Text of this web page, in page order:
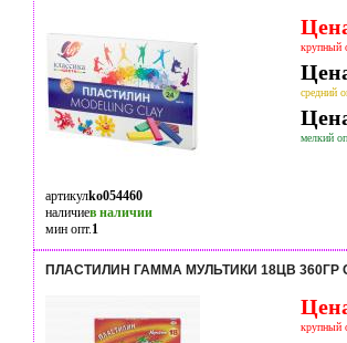
крупный
средний
мелкий
артикулko054460
наличиев наличии
мин опт.1
ПЛАСТИЛИН ГАММА МУЛЬТИКИ 18ЦВ 360ГР
крупный